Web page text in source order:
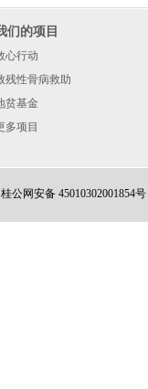
们的项目
心行动
残性骨病救助
贫基金
多项目
桂公网安备 45010302001854号